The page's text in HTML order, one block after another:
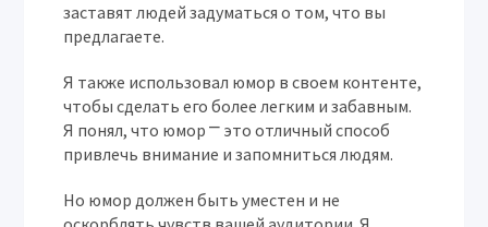
заставят людей задуматься о том, что вы
предлагаете.
Я также использовал юмор в своем контенте,
чтобы сделать его более легким и забавным.
Я понял, что юмор ⎻ это отличный способ
привлечь внимание и запомниться людям.
Но юмор должен быть уместен и не